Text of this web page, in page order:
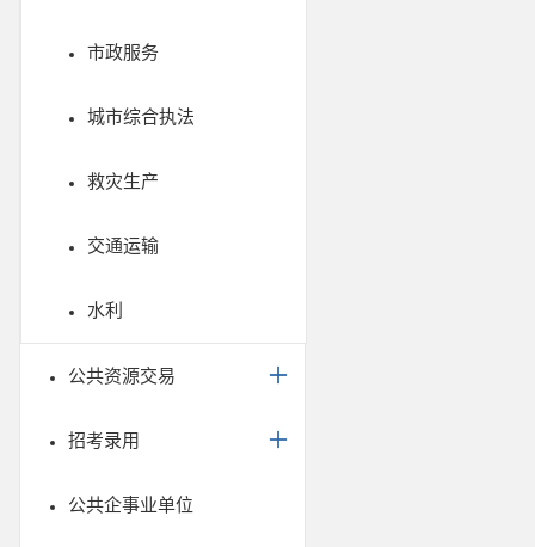
市政服务
城市综合执法
救灾生产
交通运输
水利
公共资源交易
招考录用
公共企事业单位